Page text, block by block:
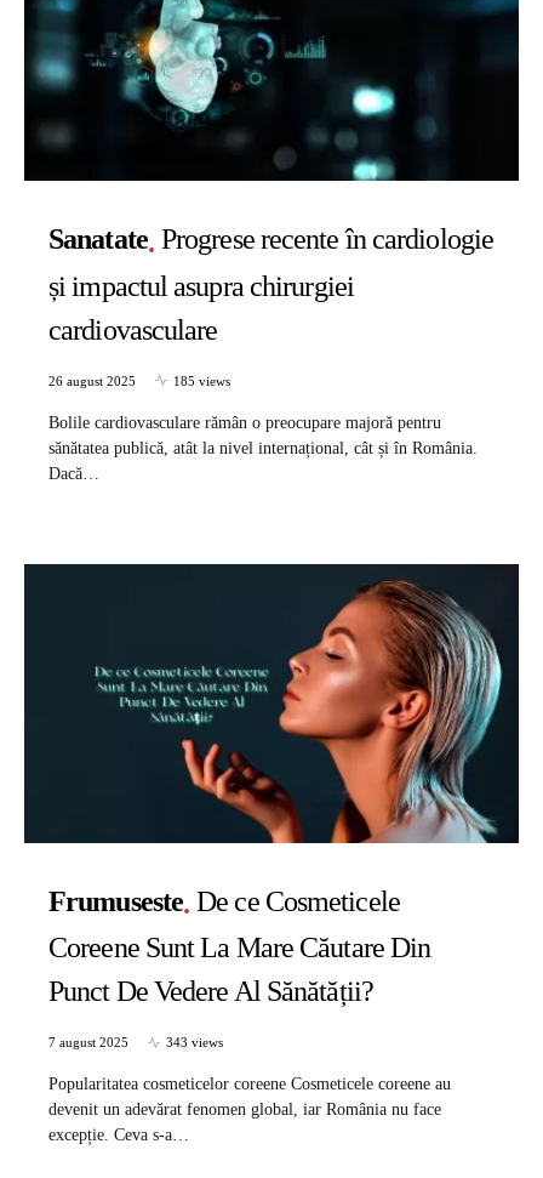
Sanatate Progrese recente în cardiologie
și impactul asupra chirurgiei
cardiovasculare
26 august 2025 185 views
Bolile cardiovasculare rămân o preocupare majoră pentru
sănătatea publică, atât la nivel internațional, cât și în România.
Dacă…
Frumuseste De ce Cosmeticele
Coreene Sunt La Mare Căutare Din
Punct De Vedere Al Sănătății?
7 august 2025 343 views
Popularitatea cosmeticelor coreene Cosmeticele coreene au
devenit un adevărat fenomen global, iar România nu face
excepție. Ceva s-a…